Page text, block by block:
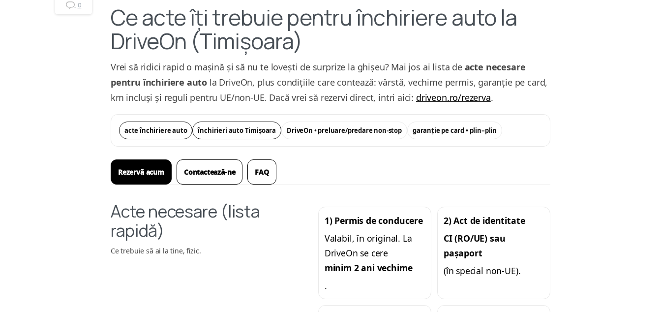
0
Ce acte îți trebuie pentru închiriere auto la
DriveOn (Timișoara)
Vrei să ridici rapid o mașină și să nu te lovești de surprize la ghișeu? Mai jos ai lista de acte necesare
pentru închiriere auto la DriveOn, plus condițiile care contează: vârstă, vechime permis, garanție pe card,
km incluși și reguli pentru UE/non-UE. Dacă vrei să rezervi direct, intri aici: driveon.ro/rezerva.
acte închiriere auto închirieri auto Timișoara DriveOn • preluare/predare non-stop garanție pe card • plin–plin
Rezervă acum Contactează-ne FAQ
Acte necesare (lista
rapidă)
Ce trebuie să ai la tine, fizic.
1) Permis de conducere
Valabil, în original. La
DriveOn se cere
minim 2 ani vechime
.
2) Act de identitate
CI (RO/UE) sau
pașaport
(în special non-UE).